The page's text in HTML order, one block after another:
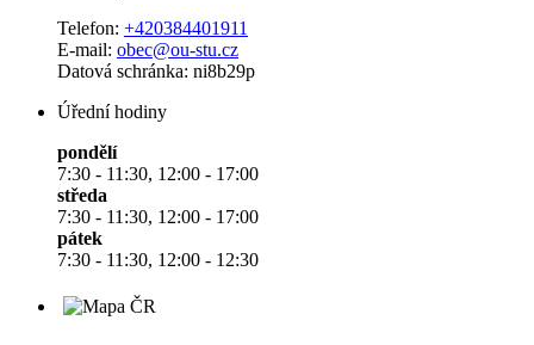
Telefon: +420384401911
E-mail: obec@ou-stu.cz
Datová schránka: ni8b29p
Úřední hodiny
pondělí
7:30 - 11:30, 12:00 - 17:00
středa
7:30 - 11:30, 12:00 - 17:00
pátek
7:30 - 11:30, 12:00 - 12:30